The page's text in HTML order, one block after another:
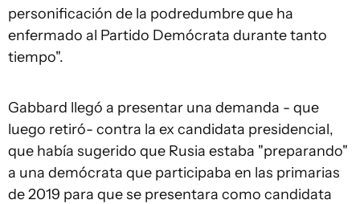
personificación de la podredumbre que ha
enfermado al Partido Demócrata durante tanto
tiempo".
Gabbard llegó a presentar una demanda - que
luego retiró- contra la ex candidata presidencial,
que había sugerido que Rusia estaba "preparando"
a una demócrata que participaba en las primarias
de 2019 para que se presentara como candidata